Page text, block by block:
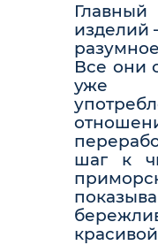
изделий
Все они
уже
шаг к